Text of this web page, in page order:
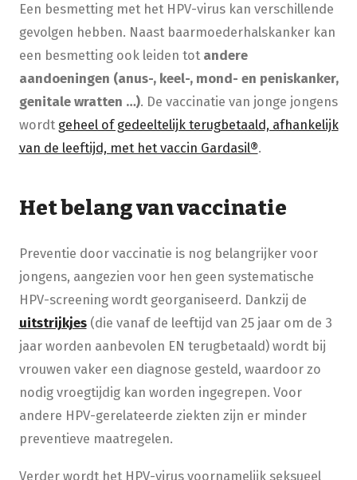
Een besmetting met het HPV-virus kan verschillende
gevolgen hebben. Naast baarmoederhalskanker kan
een besmetting ook leiden tot andere
aandoeningen (anus-, keel-, mond- en peniskanker,
genitale wratten …). De vaccinatie van jonge jongens
wordt geheel of gedeeltelijk terugbetaald, afhankelijk
van de leeftijd, met het vaccin Gardasil®.
Het belang van vaccinatie
Preventie door vaccinatie is nog belangrijker voor
jongens, aangezien voor hen geen systematische
HPV-screening wordt georganiseerd. Dankzij de
uitstrijkjes(die vanaf de leeftijd van 25 jaar om de 3
jaar worden aanbevolen EN terugbetaald) wordt bij
vrouwen vaker een diagnose gesteld, waardoor zo
nodig vroegtijdig kan worden ingegrepen. Voor
andere HPV-gerelateerde ziekten zijn er minder
preventieve maatregelen.
Verder wordt het HPV-virus voornamelijk seksueel